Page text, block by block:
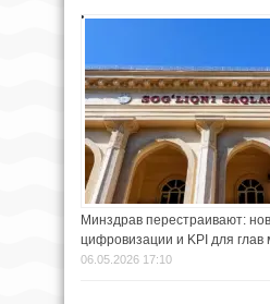
Минздрав перестраивают:
цифровизации и KPI для глав
06.05.2026 17:10